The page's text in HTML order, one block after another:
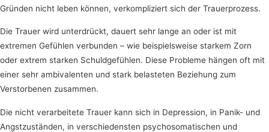
Gründen nicht leben können, verkompliziert sich der Trauerprozess.
Die Trauer wird unterdrückt, dauert sehr lange an oder ist mit
extremen Gefühlen verbunden – wie beispielsweise starkem Zorn
oder extrem starken Schuldgefühlen. Diese Probleme hängen oft mit
einer sehr ambivalenten und stark belasteten Beziehung zum
Verstorbenen zusammen.
Die nicht verarbeitete Trauer kann sich in Depression, in Panik- und
Angstzuständen, in verschiedensten psychosomatischen und